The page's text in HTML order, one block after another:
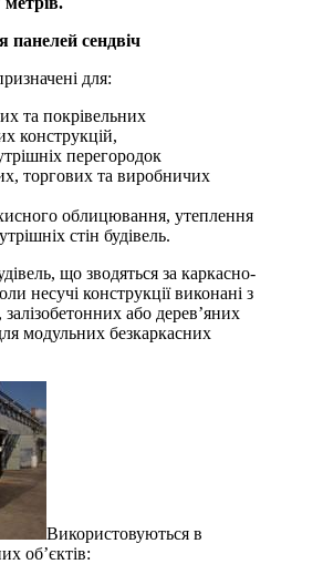
панелей сендвіч
для:
та покрівельних
конструкцій,
перегородок
торгових та виробничих
облицювання, утеплення
стін будівель.
що зводяться за каркасно-
несучі конструкції виконані з
або дерев’яних
модульних безкаркасних
Використовуються в
об’єктів: